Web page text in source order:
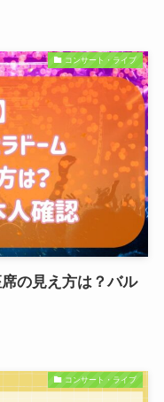
コンサート・ライブ
の見え方は？バル
コンサート・ライブ